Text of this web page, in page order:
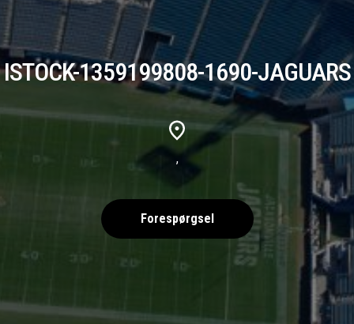
ISTOCK-1359199808-1690-JAGUARS
,
Forespørgsel